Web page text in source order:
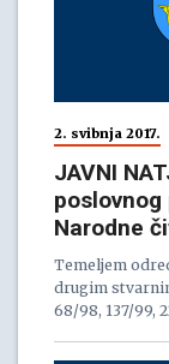
2. svibnja 2017.
JAVNI
Narodne
Temeljem
drugim
68/98, 137/99,